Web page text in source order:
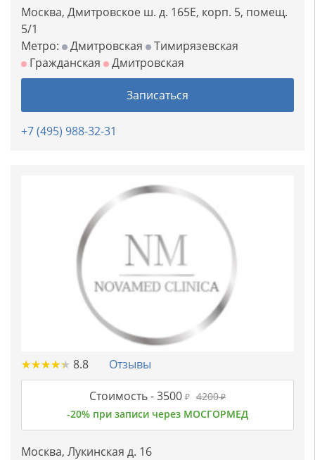
Москва, Дмитровское ш. д. 165Е, корп. 5, помещ.
5/1
Метро:
Дмитровская
Тимирязевская
Гражданская
Дмитровская
Записаться
+7 (495) 988-32-31
★★★★★
★★★★★ 8.8 Отзывы
Стоимость -3500 ₽ 4200₽
-20% при записи через МОСГОРМЕД
Москва, Лукинская д. 16